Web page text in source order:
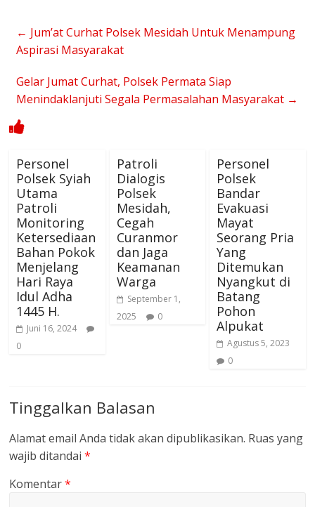
← Jum’at Curhat Polsek Mesidah Untuk Menampung
Aspirasi Masyarakat
Gelar Jumat Curhat, Polsek Permata Siap
Menindaklanjuti Segala Permasalahan Masyarakat →
Personel
Polsek Syiah
Utama
Patroli
Monitoring
Ketersediaan
Bahan Pokok
Menjelang
Hari Raya
Idul Adha
1445 H.
Juni 16, 2024
0
Patroli
Dialogis
Polsek
Mesidah,
Cegah
Curanmor
dan Jaga
Keamanan
Warga
September 1,
2025
0
Personel
Polsek
Bandar
Evakuasi
Mayat
Seorang Pria
Yang
Ditemukan
Nyangkut di
Batang
Pohon
Alpukat
Agustus 5, 2023
0
Tinggalkan Balasan
Alamat email Anda tidak akan dipublikasikan. Ruas yang
wajib ditandai*
Komentar*